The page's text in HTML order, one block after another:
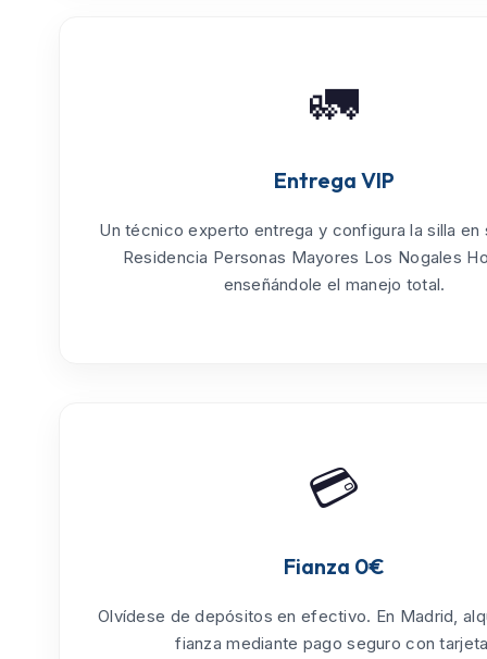
🚛
Entrega VIP
Un técnico experto entrega y configura la silla en
Residencia Personas Mayores Los Nogales
enseñándole el manejo total.
💳
Fianza 0€
Olvídese de depósitos en efectivo. En Madrid,
fianza mediante pago seguro con